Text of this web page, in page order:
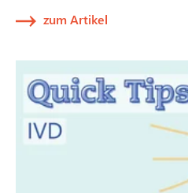
zum Artikel